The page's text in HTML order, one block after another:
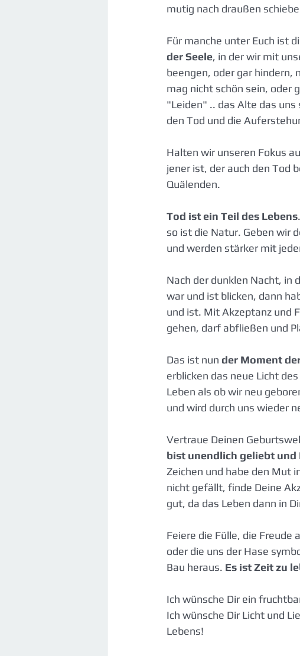
mutig nach draußen
Für manche unter Euch ist
der Seele, in der wir mit
beengen, oder gar hindern,
mag nicht schön sein, oder
"Leiden" .. das Alte das
den Tod und die
Halten wir unseren Fokus
jener ist, der auch den Tod
Quälenden.
Tod ist ein Teil des Lebens
so ist die Natur. Geben wir
und werden stärker mit
Nach der dunklen Nacht, in
war und ist blicken, dann
und ist. Mit Akzeptanz und
gehen, darf abfließen und
Das ist nun der Moment
erblicken das neue Licht
Leben als ob wir neu
und wird durch uns wieder
Vertraue Deinen
bist unendlich geliebt und
Zeichen und habe den Mut
nicht gefällt, finde Deine
gut, da das Leben dann in
Feiere die Fülle, die Freude
oder die uns der Hase
Bau heraus. Es ist Zeit zu
Ich wünsche Dir ein
Ich wünsche Dir Licht und
Lebens!